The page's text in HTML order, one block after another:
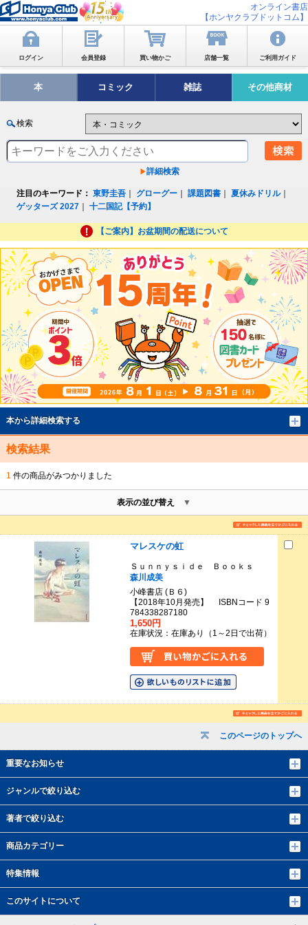
オンライン書店
【ホンヤクラブドットコム】
ログイン 会員登録 買い物かご 店舗一覧 ご利用ガイド
本 コミック 雑誌 その他商材
検索
詳細検索
注目のキーワード： 東野圭吾 グローグー ｜課題図書 ｜夏休みドリル｜
ゲッターズ 2027 ｜十二国記【予約】
【ご案内】お盆期間の配送について
このページのトップへ
重要なお知らせ
ジャンルで絞り込む
著者で絞り込む
商品カテゴリー
特集情報
このサイトについて
本から詳細検索する
検索結果
1 件の商品がみつかりました
表示の並び替え
マレスケの虹
Ｓｕｎｎｙｓｉｄｅ Ｂｏｏｋｓ
森川成美
小峰書店 (Ｂ６)
【2018年10月発売】 ISBNコード 9
784338287180
1,650円
在庫状況：在庫あり（1～2日で出荷）